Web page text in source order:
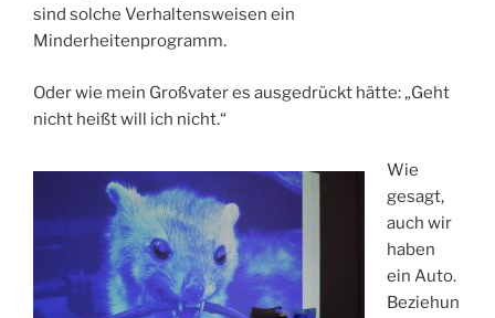
sind solche Verhaltensweisen ein
Minderheitenprogramm.
Oder wie mein Großvater es ausgedrückt hätte: „Geht
nicht heißt will ich nicht.“
Wie
gesagt,
auch wir
haben
ein Auto.
Beziehun